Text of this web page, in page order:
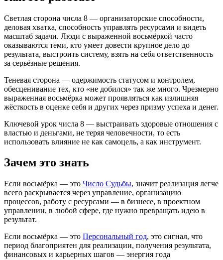
Светлая сторона числа 8 — организаторские способности,
деловая хватка, способность управлять ресурсами и видеть
масштаб задачи. Люди с выраженной восьмёркой часто
оказываются теми, кто умеет довести крупное дело до
результата, выстроить систему, взять на себя ответственность
за серьёзные решения.
Теневая сторона — одержимость статусом и контролем,
обесценивание тех, кто «не добился» так же много. Чрезмерно
выраженная восьмёрка может проявляться как излишняя
жёсткость в оценке себя и других через призму успеха и денег.
Ключевой урок числа 8 — выстраивать здоровые отношения с
властью и деньгами, не теряя человечности, то есть
использовать влияние не как самоцель, а как инструмент.
Зачем это знать
Если восьмёрка — это Число Судьбы, значит реализация легче
всего раскрывается через управление, организацию
процессов, работу с ресурсами — в бизнесе, в проектном
управлении, в любой сфере, где нужно превращать идею в
результат.
Если восьмёрка — это Персональный год, это сигнал, что
период благоприятен для реализации, получения результата,
финансовых и карьерных шагов — энергия года